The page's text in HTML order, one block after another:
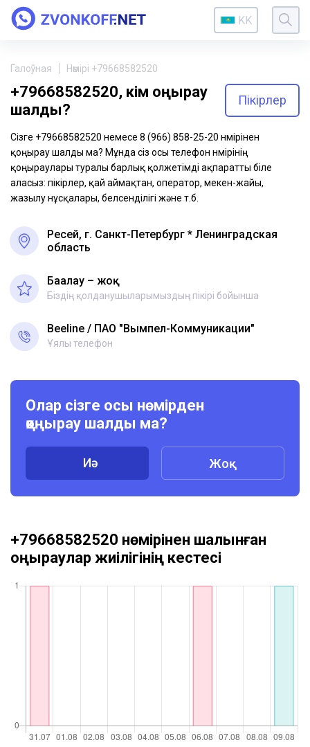
KK
Галоўная Нөмірі +79668582520
+79668582520, кім қоңырау
шалды?
Пікірлер
Сізге +79668582520 немесе 8 (966) 858-25-20 нөмірінен
қоңырау шалды ма? Мұнда сіз осы телефон нөмірінің
қоңыраулары туралы барлық қолжетімді ақпаратты біле
аласыз: пікірлер, қай аймақтан, оператор, мекен-жайы,
жазылу нұсқалары, белсенділігі және т.б.
Ресей, г. Санкт-Петербург * Ленинградская
область
Бағалау – жоқ
Біздің қолданушыларымыздың пікірі бойынша
Beeline ПАО "Вымпел-Коммуникации"
Ұялы телефон
Олар сізге осы нөмірден
қоңырау шалды ма?
Иә Жоқ
+79668582520 нөмірінен шалынған
қоңыраулар жиілігінің кестесі